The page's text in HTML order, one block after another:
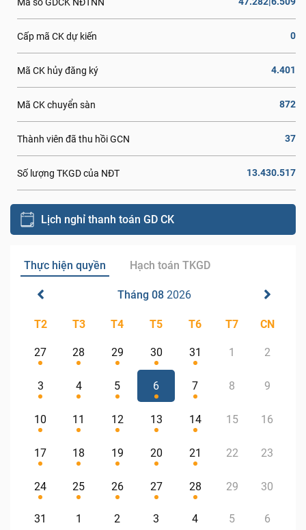
Cấp mã CK dự kiến 0
Mã CK hủy đăng ký 4.401
Mã CK chuyển sàn 872
Thành viên đã thu hồi GCN 37
Số lượng TKGD của NĐT 13.430.517
Lịch nghỉ thanh toán GD CK
Thực hiện quyền Hạch toán TKGD
Tháng 08 2026
T2 T3 T4 T5 T6 T7 CN
27 28 29 30 31 1 2
3 4 5 6 7 8 9
10 11 12 13 14 15 16
17 18 19 20 21 22 23
24 25 26 27 28 29 30
31 1 2 3 4 5 6